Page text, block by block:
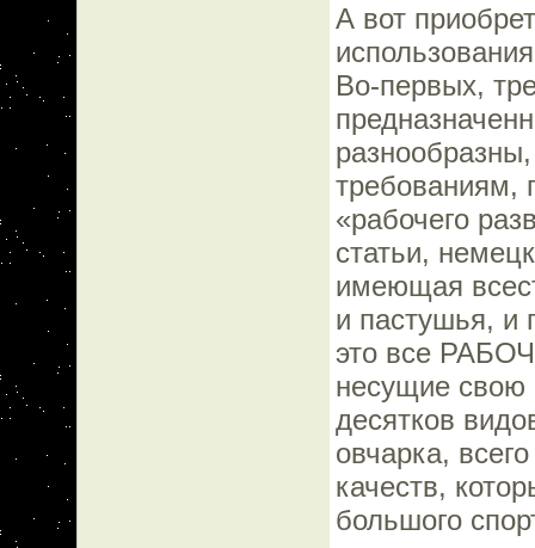
А вот
Во-первых,
требованиям,
«рабочего
статьи,
имеющая
и пастушья, и
это все
несущие свою
десятков
овчарка,
качеств,
большого